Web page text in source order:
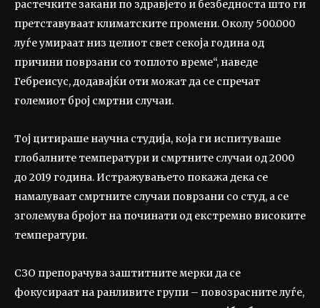
растечките закани по здравјето и безбедноста што ги
претставуваат климатските промени. Околу 500.000
луѓе умираат низ целиот свет секоја година од
причини поврзани со топлото време“, наведе
Гебреисус, додавајќи оти можат да се спречат
големиот број смртни случаи.
Тој цитираше научна студија, која ги испитуваше
глобалните температури и смртните случаи од 2000
до 2019 година. Истражувањето покажа дека се
намалуваат смртните случаи поврзани со студ, а се
зголемува бројот на починати од екстремно високите
температури.
СЗО препорачува заштитните мерки да се
фокусираат на ранливите групи – повозрасните луѓе,